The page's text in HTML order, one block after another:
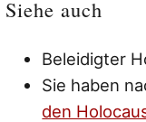
Siehe auch
Beleidigter
Sie haben
den